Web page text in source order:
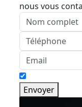
nous vous
Envoyer